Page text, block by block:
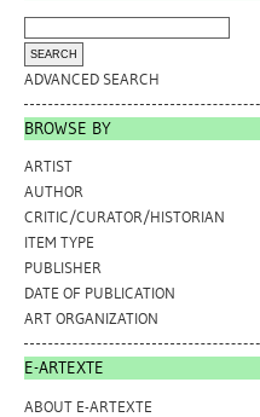
ADVANCED SEARCH
BROWSE BY
ARTIST
AUTHOR
CRITIC/CURATOR/HISTORIAN
ITEM TYPE
PUBLISHER
DATE OF PUBLICATION
ART ORGANIZATION
E-ARTEXTE
ABOUT E-ARTEXTE